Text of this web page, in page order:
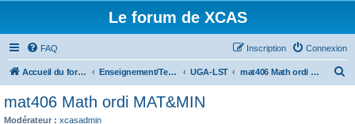
Le forum de XCAS
FAQ Connexion
Inscription
Accueil du forum Enseignement/Teaching UGA-LST mat406 Math ordi MAT&MIN
mat406 Math ordi MAT&MIN
Modérateur : xcasadmin